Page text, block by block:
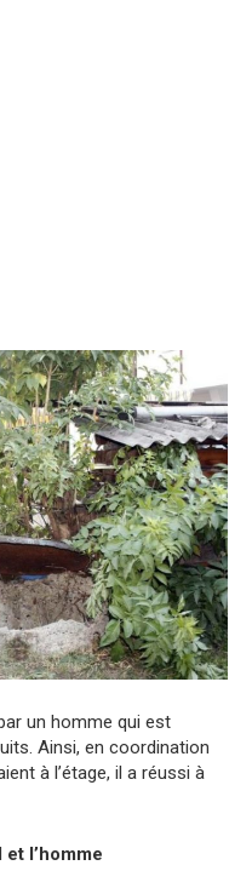
un homme qui est
Ainsi, en coordination
à l’étage, il a réussi à
l’homme